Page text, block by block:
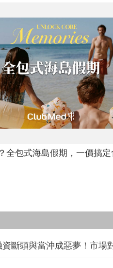
全包式海島假期，一價搞定
資斷頭與當沖成惡夢！市場